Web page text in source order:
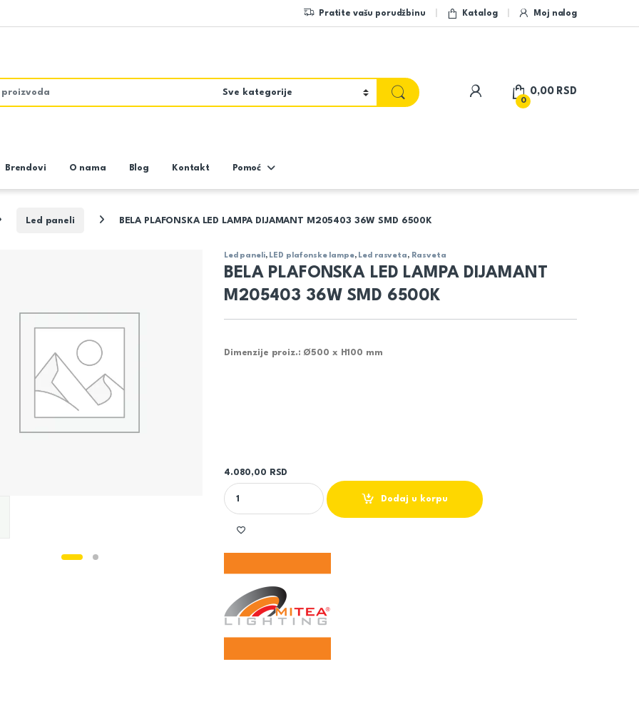
Pratite vašu porudžbinu Katalog Moj nalog
My Account
0
0,00 RSD
Brendovi O nama Blog Kontakt Pomoć
Led paneli BELA PLAFONSKA LED LAMPA DIJAMANT M205403 36W SMD 6500K
Led paneli, LED plafonske lampe, Led rasveta, Rasveta
BELA PLAFONSKA LED LAMPA DIJAMANT
M205403 36W SMD 6500K
Dimenzije proiz.: Ø500 x H100 mm
4.080,00
RSD
BELA PLAFONSKA LED LAMPA DIJAMANT M205403 36W SMD 6500K quantity
Dodaj u korpu